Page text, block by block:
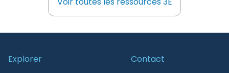
Voir toutes les ressources 3E
Explorer
Contact